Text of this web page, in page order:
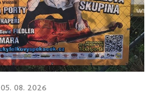
05. 08. 2026